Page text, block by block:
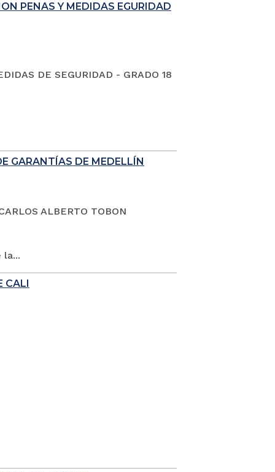
PENAS Y MEDIDAS EGURIDAD
DE SEGURIDAD - GRADO 18
GARANTÍAS DE MEDELLÍN
ALBERTO TOBON
la...
CALI